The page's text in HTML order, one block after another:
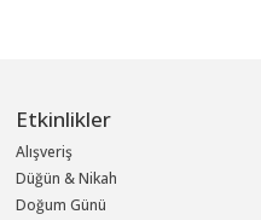
Etkinlikler
Alışveriş
Düğün & Nikah
Doğum Günü